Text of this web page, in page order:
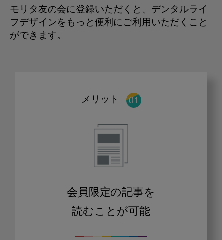
モリタ友の会に登録いただくと、デンタルライ
フデザインをもっと便利にご利用いただくこと
ができます。
メリット
会員限定の記事を
読むことが可能